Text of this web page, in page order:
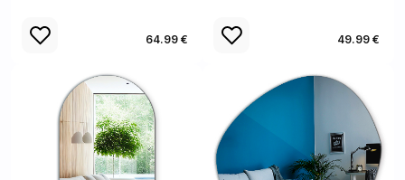
64.99 € 49.99 €